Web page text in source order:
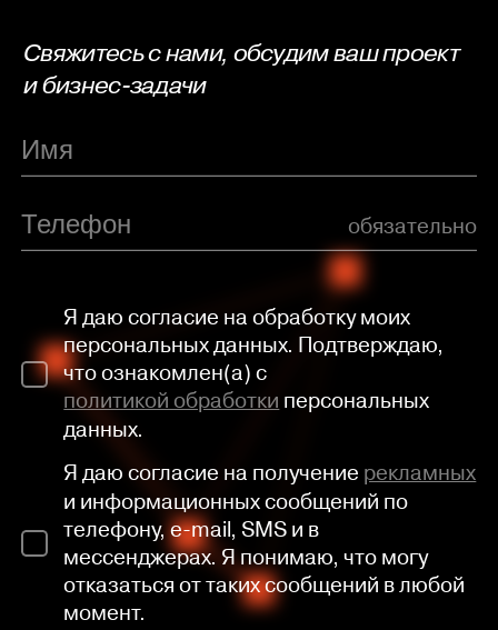
Свяжитесь с нами, обсудим ваш проект
и бизнес-задачи
обязательно
Я даю согласие на обработку моих
персональных данных. Подтверждаю,
что ознакомлен(а) с
политикой обработкиперсональных
данных.
Я даю согласие на получение рекламных
и информационных сообщений по
телефону, e-mail, SMS и в
мессенджерах. Я понимаю, что могу
отказаться от таких сообщений в любой
момент.